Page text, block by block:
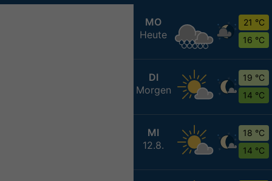
MO
Heute
21 °C
16 °C
DI
Morgen
19 °C
14 °C
MI
12.8.
18 °C
14 °C